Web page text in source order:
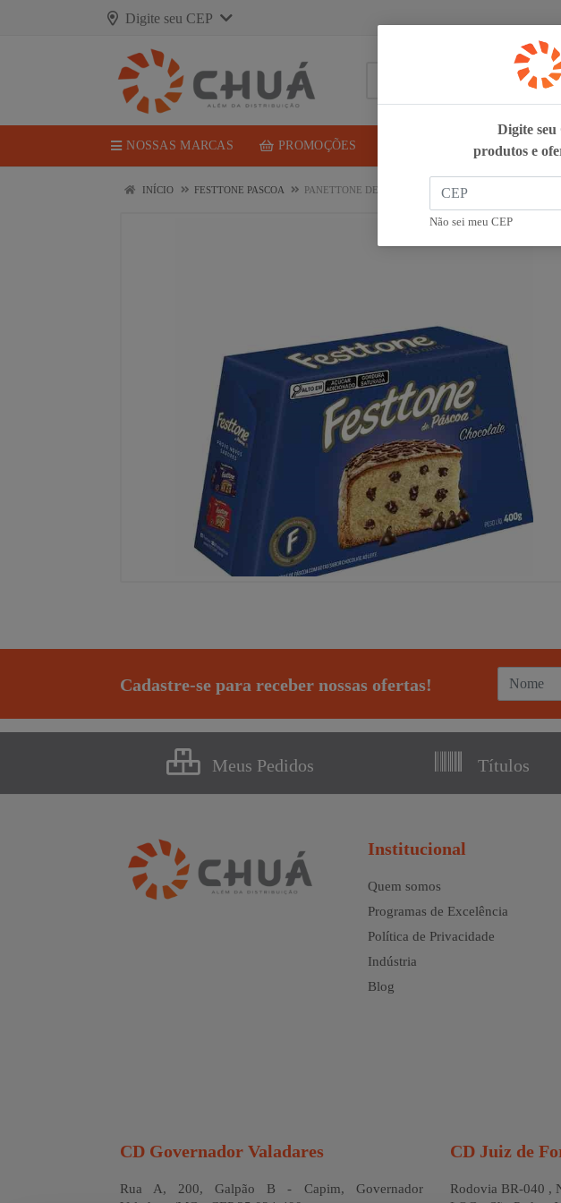
Digite seu CEP
NOSSAS MARCAS PROMOÇÕES
INÍCIO FESTTONE PASCOA PANETTONE DE PASCOA CHOC 400G FESTTONE
Cadastre-se para receber nossas ofertas!
Meus Pedidos Títulos
Institucional
Quem somos
Programas de Excelência
Política de Privacidade
Indústria
Blog
CD Governador Valadares
Rua A, 200, Galpão B - Capim, Governador
CD Juiz de
Rodovia BR-040 ,
Digite seu
produtos e
Não sei meu CEP